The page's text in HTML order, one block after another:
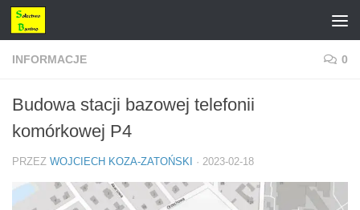
Przejdź do treści
INFORMACJE 0
Budowa stacji bazowej telefonii
komórkowej P4
PRZEZ WOJCIECH KOZA-ZATOŃSKI · 2023-02-18